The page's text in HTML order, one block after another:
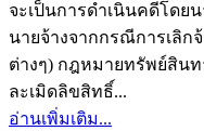
จะเป็นการดำเนินคดีโดย
นายจ้างจากกรณีการเลิก
ต่างๆ) กฎหมายทรัพย์สิน
ละเมิดลิขสิทธิ์...
อ่านเพิ่มเติม...